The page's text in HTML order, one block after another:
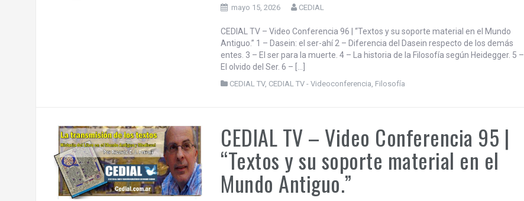
mayo 15, 2026 CEDIAL
CEDIAL TV – Video Conferencia 96 | “Textos y su soporte material en el Mundo
Antiguo.” 1 – Dasein: el ser-ahí 2 – Diferencia del Dasein respecto de los demás
entes. 3 – El ser para la muerte. 4 – La historia de la Filosofía según Heidegger. 5 –
El olvido del Ser. 6 – […]
CEDIAL TV, CEDIAL TV - Videoconferencia, Filosofía
CEDIAL TV – Video Conferencia 95 |
“Textos y su soporte material en el
Mundo Antiguo.”